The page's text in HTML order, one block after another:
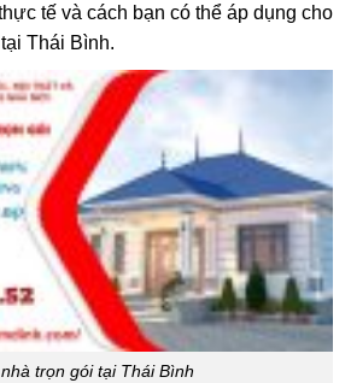
tế và cách bạn có thể áp dụng cho
Thái Bình.
trọn gói tại Thái Bình